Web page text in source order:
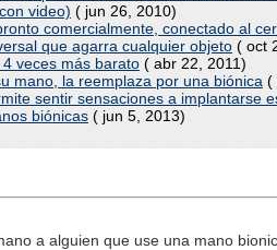
video) ( jun 26, 2010)
comercialmente, conectado al
que agarra cualquier objeto ( oct
veces más barato ( abr 22, 2011)
mano, la reemplaza por una biónica (
sentir sensaciones a implantarse
biónicas ( jun 5, 2013)
a alguien que use una mano